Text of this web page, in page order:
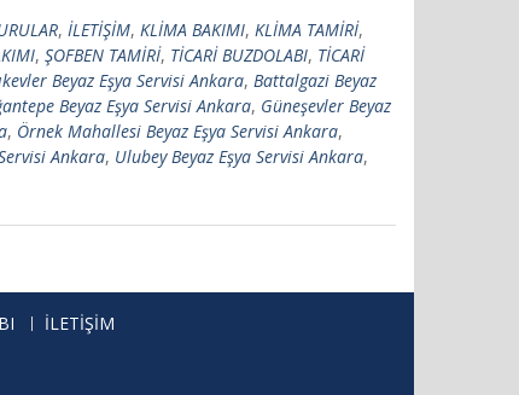
, İLETİŞİM, KLİMA BAKIMI, KLİMA TAMİRİ,
, ŞOFBEN TAMİRİ, TİCARİ BUZDOLABI, TİCARİ
Beyaz Eşya Servisi Ankara, Battalgazi Beyaz
Beyaz Eşya Servisi Ankara, Güneşevler Beyaz
, Örnek Mahallesi Beyaz Eşya Servisi Ankara,
Ankara, Ulubey Beyaz Eşya Servisi Ankara,
İLETİŞİM